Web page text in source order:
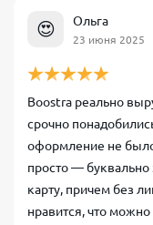
😍 Ольга
23 июня 2025
Boostra реально
срочно
оформление не
просто — буквально
карту, причем без
нравится, что можно